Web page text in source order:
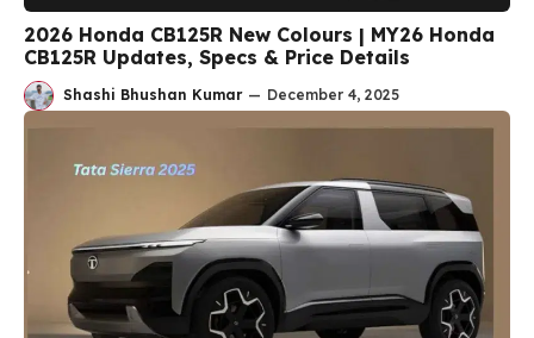
2026 Honda CB125R New Colours | MY26 Honda
CB125R Updates, Specs & Price Details
Shashi Bhushan Kumar — December 4, 2025